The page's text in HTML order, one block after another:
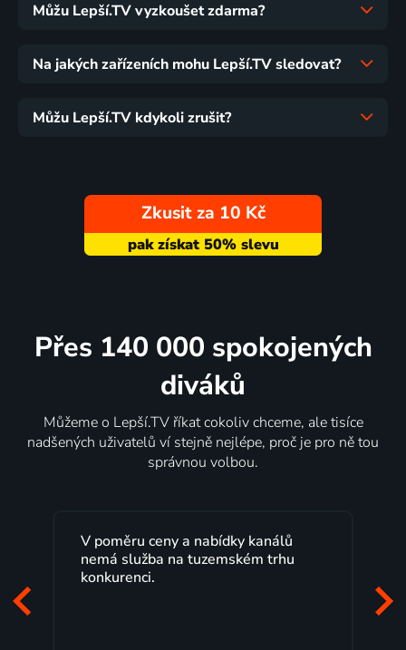
Můžu Lepší.TV vyzkoušet zdarma?
Na jakých zařízeních mohu Lepší.TV sledovat?
Můžu Lepší.TV kdykoli zrušit?
Zkusit za 10 Kč
Přes 140 000 spokojených
diváků
Můžeme o Lepší.TV říkat cokoliv chceme, ale tisíce
nadšených uživatelů ví stejně nejlépe, proč je pro ně tou
správnou volbou.
V poměru ceny a nabídky kanálů
nemá služba na tuzemském trhu
konkurenci.